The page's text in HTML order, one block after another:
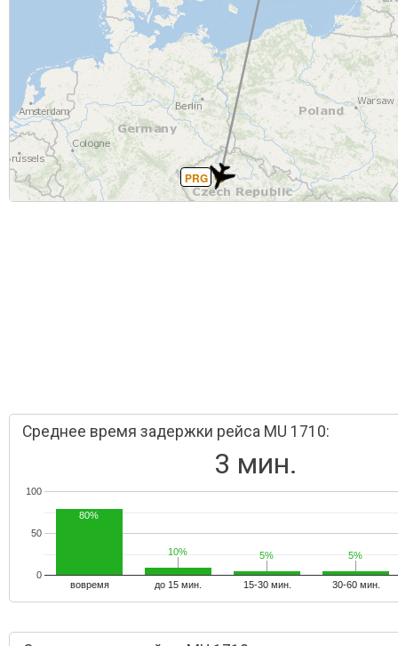
PRG
Среднее время задержки рейса MU 1710:
3 мин.
вовремя до 15 мин. 15-30 мин. 30-60 мин.
0
50
100
80%
10%
10% 5%
5% 5%
5%